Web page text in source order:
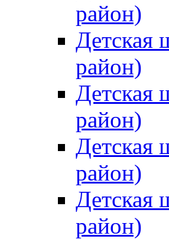
район)
Детская
район)
Детская
район)
Детская
район)
Детская
район)